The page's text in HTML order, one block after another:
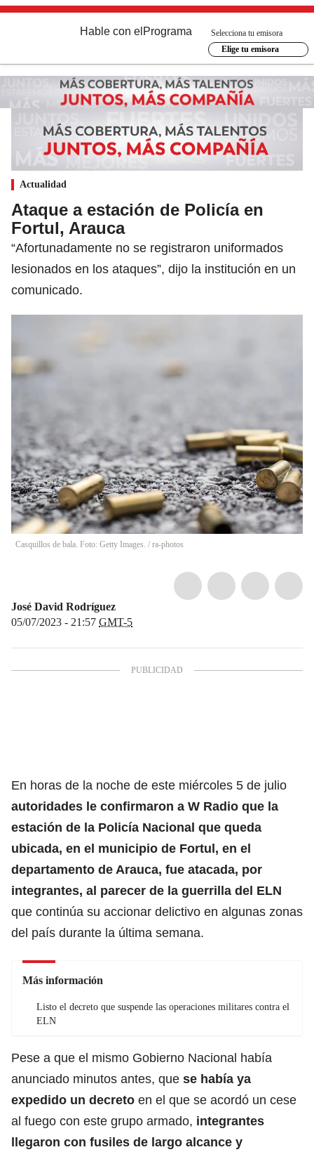
Hable con el Programa
Selecciona tu emisora
Elige tu emisora
Actualidad
Ataque a estación de Policía en
Fortul, Arauca
“Afortunadamente no se registraron uniformados
lesionados en los ataques”, dijo la institución en un
comunicado.
Casquillos de bala. Foto: Getty Images. / ra-photos
José David Rodríguez
05/07/2023 - 21:57 GMT-5
En horas de la noche de este miércoles 5 de julio
autoridades le confirmaron a W Radio que la
estación de la Policía Nacional que queda
ubicada, en el municipio de Fortul, en el
departamento de Arauca, fue atacada, por
integrantes, al parecer de la guerrilla del ELN
que continúa su accionar delictivo en algunas zonas
del país durante la última semana.
Más información
Listo el decreto que suspende las operaciones militares contra el
ELN
Pese a que el mismo Gobierno Nacional había
anunciado minutos antes, que se había ya
expedido un decreto en el que se acordó un cese
al fuego con este grupo armado, integrantes
llegaron con fusiles de largo alcance y